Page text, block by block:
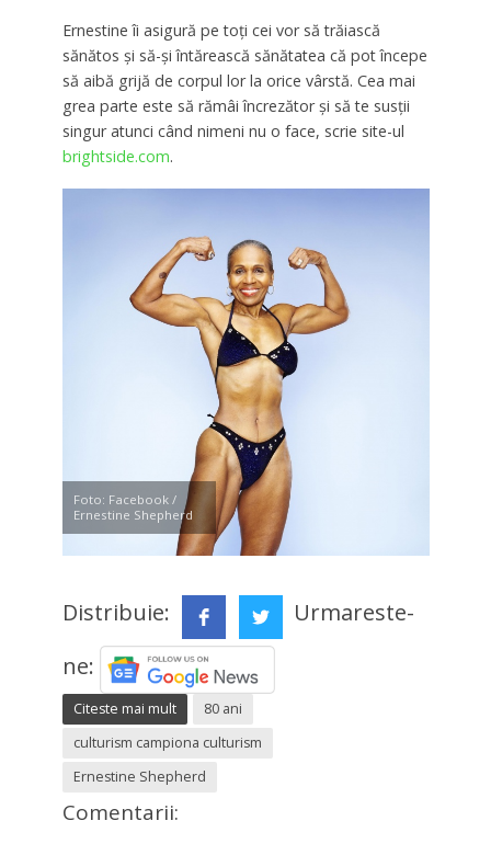
Ernestine îi asigură pe toţi cei vor să trăiască
sănătos şi să-şi întărească sănătatea că pot începe
să aibă grijă de corpul lor la orice vârstă. Cea mai
grea parte este să rămâi încrezător şi să te susţii
singur atunci când nimeni nu o face, scrie site-ul
brightside.com.
Foto: Facebook /
Ernestine Shepherd
Distribuie:
Urmareste-
ne:
Citeste mai mult
80 ani
culturism campiona culturism
Ernestine Shepherd
Comentarii: